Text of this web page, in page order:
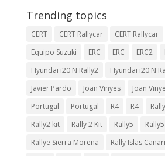
Trending topics
CERT CERT Rallycar CERT Rallycar
Equipo Suzuki
ERC ERC ERC2
Hyundai i20 N Rally2
Hyundai i20 N
Javier Pardo
Joan Vinyes Joan
Portugal
Portugal R4 R4
Rally2 kit
Rally 2 Kit Rally5 Rally5
Rallye Sierra Morena
Rally Islas